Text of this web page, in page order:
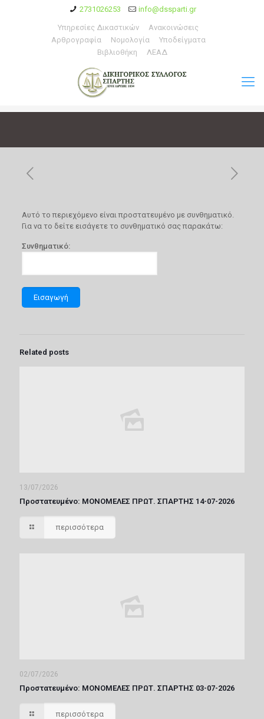
2731026253 info@dssparti.gr
Υπηρεσίες Δικαστικών
Ανακοινώσεις
Αρθρογραφία
Νομολογία
Υποδείγματα
Βιβλιοθήκη
ΛΕΑΔ
Αυτό το περιεχόμενο είναι προστατευμένο με συνθηματικό.
Για να το δείτε εισάγετε το συνθηματικό σας παρακάτω:
Συνθηματικό:
Related posts
13/07/2026
Πρoστατευμένο: ΜΟΝΟΜΕΛΕΣ ΠΡΩΤ. ΣΠΑΡΤΗΣ 14-07-2026
περισσότερα
02/07/2026
Πρoστατευμένο: ΜΟΝΟΜΕΛΕΣ ΠΡΩΤ. ΣΠΑΡΤΗΣ 03-07-2026
περισσότερα